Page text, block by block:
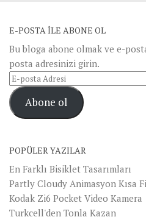
E-POSTA ILE ABONE OL
Bu bloga abone olmak ve e-
posta adresinizi girin.
E-
posta
AdresiAbone ol
POPÜLER YAZILAR
En Farklı Bisiklet Tasarımları
Partly Cloudy Animasyon Kısa
Kodak Zi6 Pocket Video Kamera
Turkcell'den Tonla Kazan